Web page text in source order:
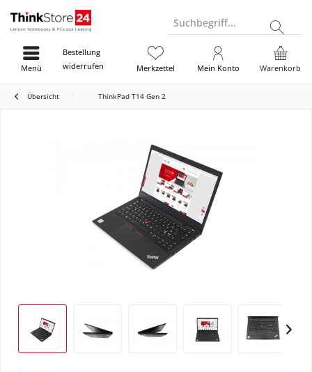
Suchbegriff...
Bestellung
widerrufen
Warenkorb
Merkzettel Mein Konto
Menü
Übersicht ThinkPad T14 Gen 2